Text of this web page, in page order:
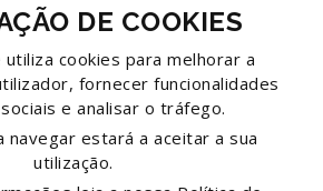
DE COOKIES
cookies para melhorar a
fornecer funcionalidades
e analisar o tráfego.
navegar estará a aceitar a sua
utilização.